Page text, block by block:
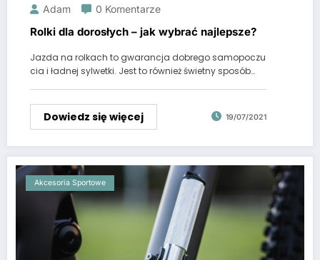
Adam 0 Komentarze
Rolki dla dorosłych – jak wybrać najlepsze?
Jazda na rolkach to gwarancja dobrego samopoczu
cia i ładnej sylwetki. Jest to również świetny sposób…
Dowiedz się więcej 19/07/2021
Akcesoria Sportowe